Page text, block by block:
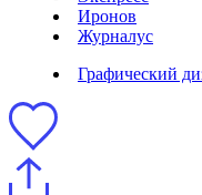
Иронов
Журналус
Графический